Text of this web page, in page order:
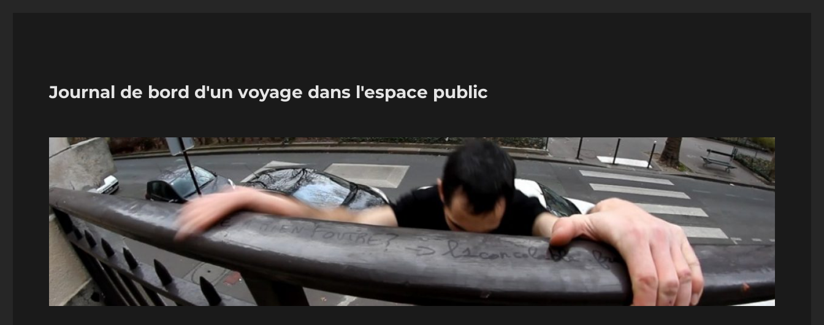
Journal de bord d'un voyage dans l'espace public